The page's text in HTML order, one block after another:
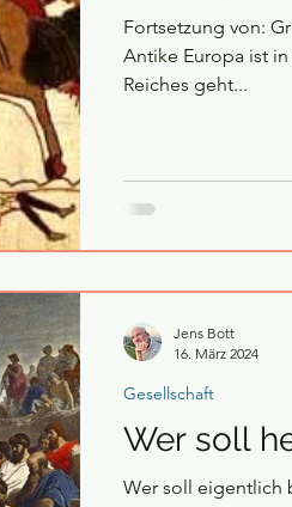
Fortsetzung von:
Antike Europa ist in Bewegung Mit dem Fall des Weströmischen
Reiches geht...
Wer soll
Wer soll eigentlich
Gesellschaft
Jens Bott
16. März 2024